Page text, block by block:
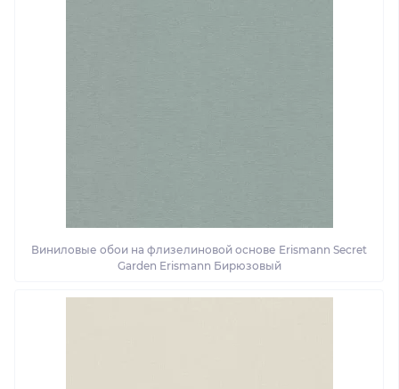
Виниловые обои на флизелиновой основе Erismann Secret
Garden Erismann Бирюзовый